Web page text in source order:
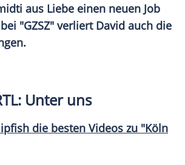
aus Liebe einen neuen Job
"GZSZ" verliert David auch die
: Unter uns
die besten Videos zu "Köln